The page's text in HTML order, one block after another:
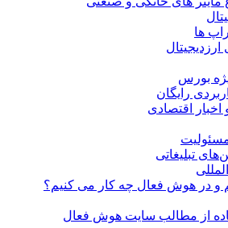
ها
بورس
رایگان
اخبار اقتصادی
تبلیغاتی
و در هوش فعال چه کار می کنیم؟
از مطالب سایت هوش فعال